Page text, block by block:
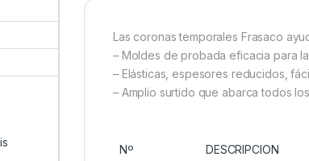
Las coronas temporales Frasaco
– Moldes de probada eficacia para
– Elásticas, espesores reducidos,
– Amplio surtido que abarca todos
Nº DESCRIPCION